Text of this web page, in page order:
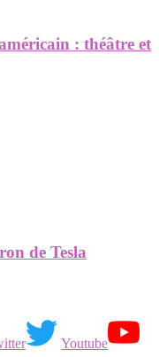
: théâtre et
de Tesla
Youtube